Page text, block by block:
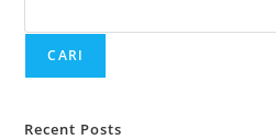
CARI
Recent Posts